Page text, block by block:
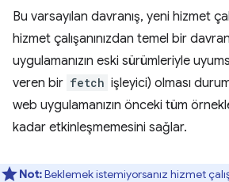
Bu varsayılan davranış, yeni hizmet
hizmet çalışanınızdan temel bir
uygulamanızın eski sürümleriyle
veren bir fetch işleyici) olması
web uygulamanızın önceki tüm
kadar etkinleşmemesini sağlar.
Not:Beklemek istemiyorsanız hizmet